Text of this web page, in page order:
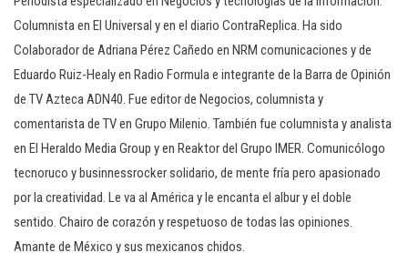
Columnista en El Universal y en el diario ContraReplica. Ha sido
Colaborador de Adriana Pérez Cañedo en NRM comunicaciones y de
Eduardo Ruiz-Healy en Radio Formula e integrante de la Barra de Opinión
de TV Azteca ADN40. Fue editor de Negocios, columnista y
comentarista de TV en Grupo Milenio. También fue columnista y analista
en El Heraldo Media Group y en Reaktor del Grupo IMER. Comunicólogo
tecnoruco y businnessrocker solidario, de mente fría pero apasionado
por la creatividad. Le va al América y le encanta el albur y el doble
sentido. Chairo de corazón y respetuoso de todas las opiniones.
Amante de México y sus mexicanos chidos.